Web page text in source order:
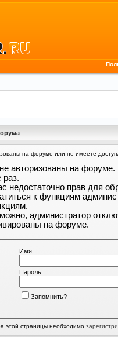
на форуме или не имеете
авторизованы на форуме.
раз.
недостаточно прав для
к функциям
администратор
на форуме.
Имя:
Пароль:
Запомнить?
этой страницы необходимо